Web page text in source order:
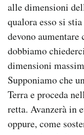
alle dimensioni
qualora esso si
devono aumentare
dobbiamo
dimensioni
Supponiamo che
Terra e proceda
retta. Avanzerà in
oppure, come